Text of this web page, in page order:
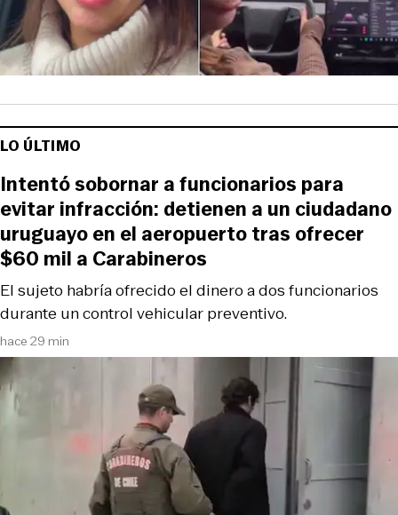
LO ÚLTIMO
hace 29 min
El sujeto habría ofrecido el dinero a dos funcionarios
durante un control vehicular preventivo.
Intentó sobornar a funcionarios para
evitar infracción: detienen a un ciudadano
uruguayo en el aeropuerto tras ofrecer
$60 mil a Carabineros